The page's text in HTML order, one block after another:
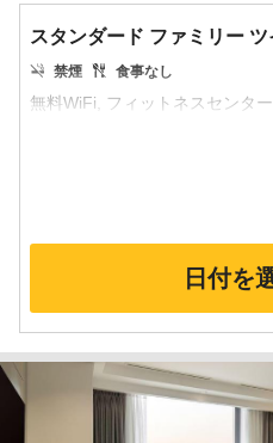
スタンダード ファミリー ツ
禁煙 食事なし
日付を